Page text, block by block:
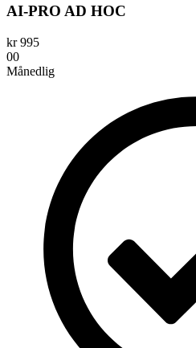
AI-PRO AD HOC
kr 995
00
Månedlig